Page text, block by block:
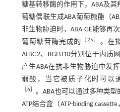
糖基转移酶的作用下，ABA及
萄糖偶联生成ABA葡萄糖酯（
非生物胁迫时，ABA-GE能够再
葡萄糖苷酶完成的
［25
。在
AtBG2、BGLU10分别位于内质
产生ABA在抗非生物胁迫中发
弱酸，当它被质子化时可以
6］ 。ABA也可以通过多种类型
ATP结合盒（ATP-binding